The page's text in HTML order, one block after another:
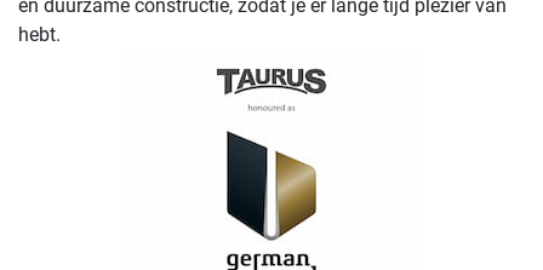
en duurzame constructie, zodat je er lange tijd plezier van
hebt.